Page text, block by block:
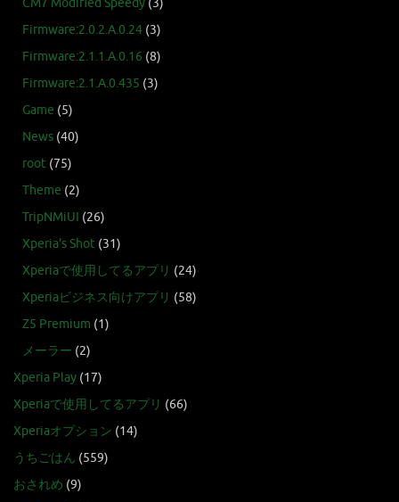
CM7 Modified Speedy (3)
Firmware:2.0.2.A.0.24 (3)
Firmware:2.1.1.A.0.16 (8)
Firmware:2.1.A.0.435 (3)
Game (5)
News (40)
root (75)
Theme (2)
TripNMiUI (26)
Xperia's Shot (31)
Xperiaで使用してるアプリ (24)
Xperiaビジネス向けアプリ (58)
Z5 Premium (1)
メーラー (2)
Xperia Play (17)
Xperiaで使用してるアプリ (66)
Xperiaオプション (14)
うちごはん (559)
おされめ (9)